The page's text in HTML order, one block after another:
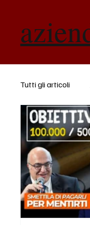
Tutti gli articoli